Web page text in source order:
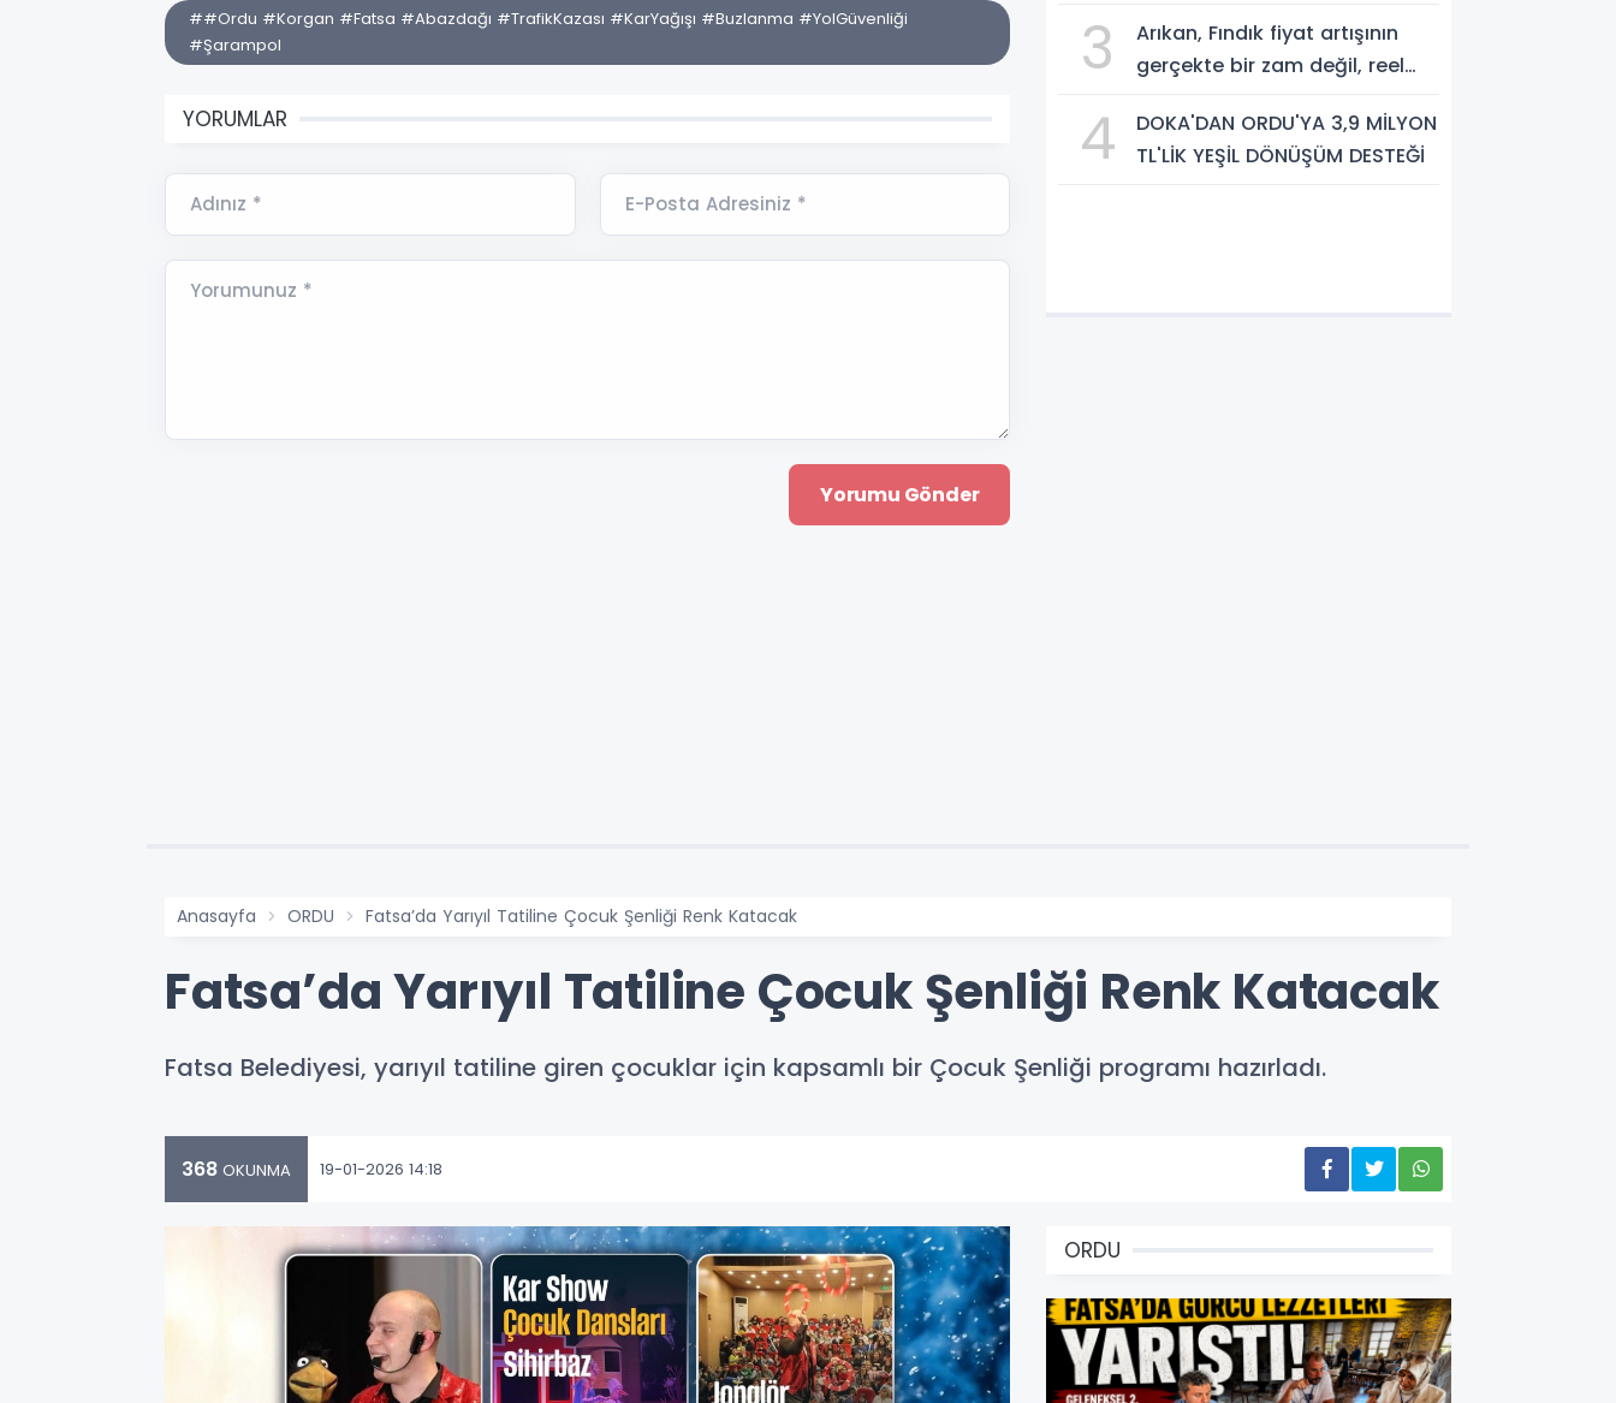
##Ordu #Korgan #Fatsa #Abazdağı #TrafikKazası #KarYağışı #Buzlanma #YolGüvenliği
#Şarampol
YORUMLAR
Adınız * E-Posta Adresiniz *
Yorumunuz *
Koparır"
3
Arıkan, Fındık fiyat artışının
gerçekte bir zam değil, reel
savundu.
4
DOKA'DAN ORDU'YA 3,9 MİLYON
TL'LİK YEŞİL DÖNÜŞÜM DESTEĞİ
Anasayfa ORDU Fatsa’da Yarıyıl Tatiline Çocuk Şenliği Renk Katacak
Fatsa’da Yarıyıl Tatiline Çocuk Şenliği Renk Katacak
Fatsa Belediyesi, yarıyıl tatiline giren çocuklar için kapsamlı bir Çocuk Şenliği programı hazırladı.
368 OKUNMA 19-01-2026 14:18
ORDU